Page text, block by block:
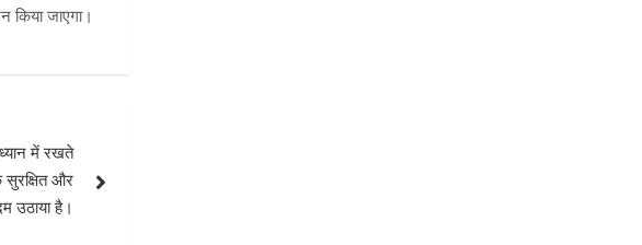
किया जाएगा।
में रखते
सुरक्षित और
उठाया है।